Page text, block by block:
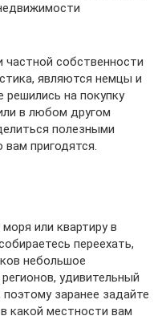
собственности
являются немцы и
решились на покупку
в любом другом
полезными
пригодятся.
или квартиру в
переехать,
небольшое
удивительный
заранее задайте
какой местности вам